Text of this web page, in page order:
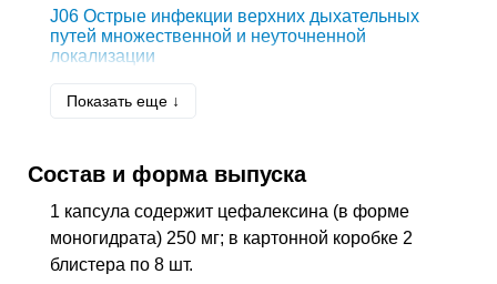
J06 Острые инфекции верхних дыхательных
путей множественной и неуточненной
локализации
J32
J42Хронический бронхит неуточненный
J47Бронхоэктатическая болезнь [бронхоэктаз]
L00-L08 Инфекции кожи и подкожной клетчатки
Показать еще ↓
Состав и форма выпуска
1 капсула содержит цефалексина (в форме
моногидрата) 250 мг; в картонной коробке 2
блистера по 8 шт.